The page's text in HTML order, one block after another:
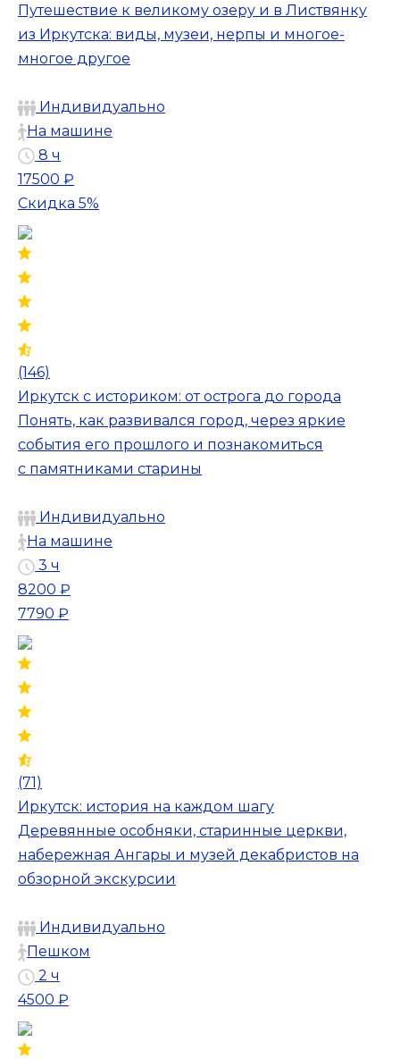
Путешествие к великому озеру и в Листвянку
из Иркутска: виды, музеи, нерпы и многое-
многое другое
Индивидуально
На машине
8 ч
17500 ₽
Скидка 5%
(146)
Иркутск с историком: от острога до города
Понять, как развивался город, через яркие
события его прошлого и познакомиться
с памятниками старины
Индивидуально
На машине
3 ч
8200 ₽
7790 ₽
(71)
Иркутск: история на каждом шагу
Деревянные особняки, старинные церкви,
набережная Ангары и музей декабристов на
обзорной экскурсии
Индивидуально
Пешком
2 ч
4500 ₽